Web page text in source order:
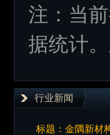
注：当
据统计
行业新闻
标题： 金隅新材